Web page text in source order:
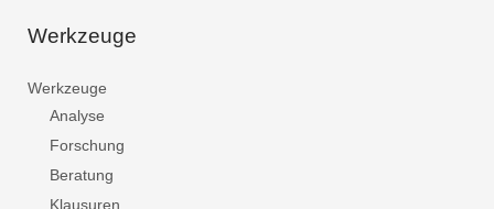
Werkzeuge
Werkzeuge
Analyse
Forschung
Beratung
Klausuren